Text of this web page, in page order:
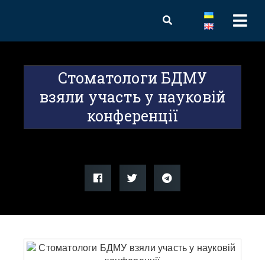
Стоматологи БДМУ
взяли участь у науковій
конференції